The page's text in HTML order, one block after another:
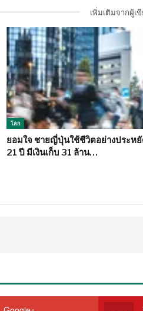
เพิ่มเติมจากผู้เ
โลก
ยอมใจ ชายญี่ปุ่นใช้ชีวิตอย่างประห
21 ปี มีเงินเก็บ 31 ล้าน…